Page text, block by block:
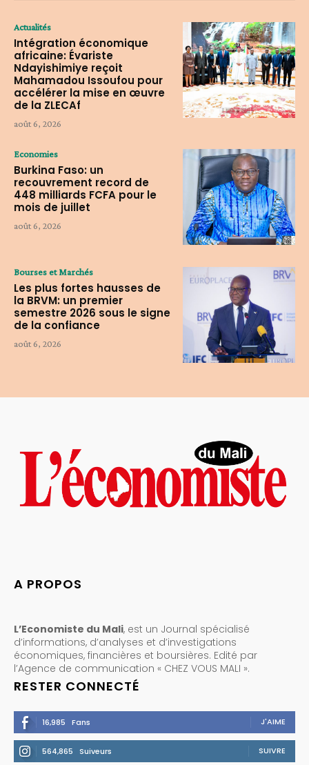
Actualités
Intégration économique
africaine: Évariste
Ndayishimiye reçoit
Mahamadou Issoufou pour
accélérer la mise en œuvre
de la ZLECAf
août 6, 2026
Economies
Burkina Faso: un
recouvrement record de
448 milliards FCFA pour le
mois de juillet
août 6, 2026
Bourses et Marchés
Les plus fortes hausses de
la BRVM: un premier
semestre 2026 sous le signe
de la confiance
août 6, 2026
A PROPOS
L’Economiste du Mali, est un Journal spécialisé
d’informations, d’analyses et d’investigations
économiques, financières et boursières. Edité par
l’Agence de communication « CHEZ VOUS MALI ».
RESTER CONNECTÉ
16,985 Fans J'AIME
564,865 Suiveurs SUIVRE